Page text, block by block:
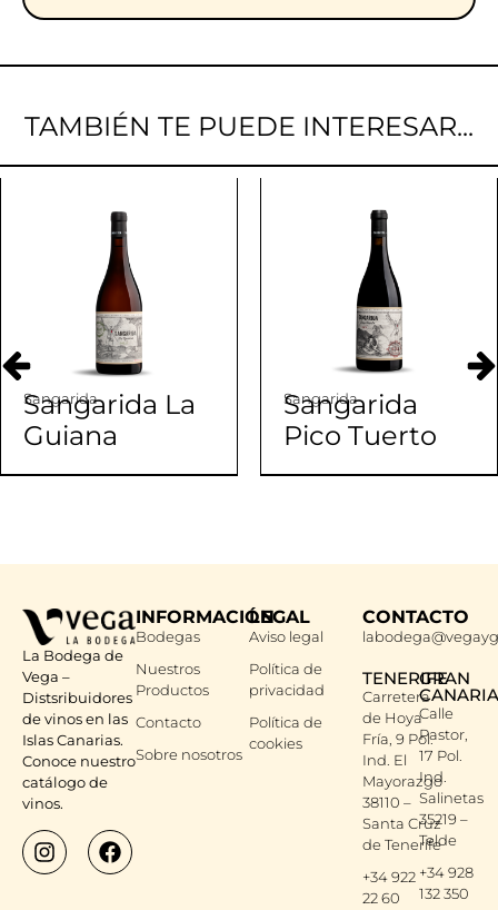
TAMBIÉN TE PUEDE INTERESAR...
Sangarida
Sangarida La
Guiana
Sangarida
Sangarida
Pico Tuerto
La Bodega de
Vega –
Distsribuidores
de vinos en las
Islas Canarias.
Conoce nuestro
catálogo de
vinos.
INFORMACIÓN
Bodegas
Nuestros
Productos
Contacto
Sobre nosotros
LEGAL
Aviso legal
Política de
privacidad
Política de
cookies
CONTACTO
TENERIFE
Carretera
de Hoya
Fría, 9 Pol.
Ind. El
Mayorazgo
38110 –
Santa Cruz
de Tenerife
+34 922
22 60
GRAN
CANARIA
Calle
Pastor,
17 Pol.
Ind.
Salinetas
35219 –
Telde
+34 928
132 350